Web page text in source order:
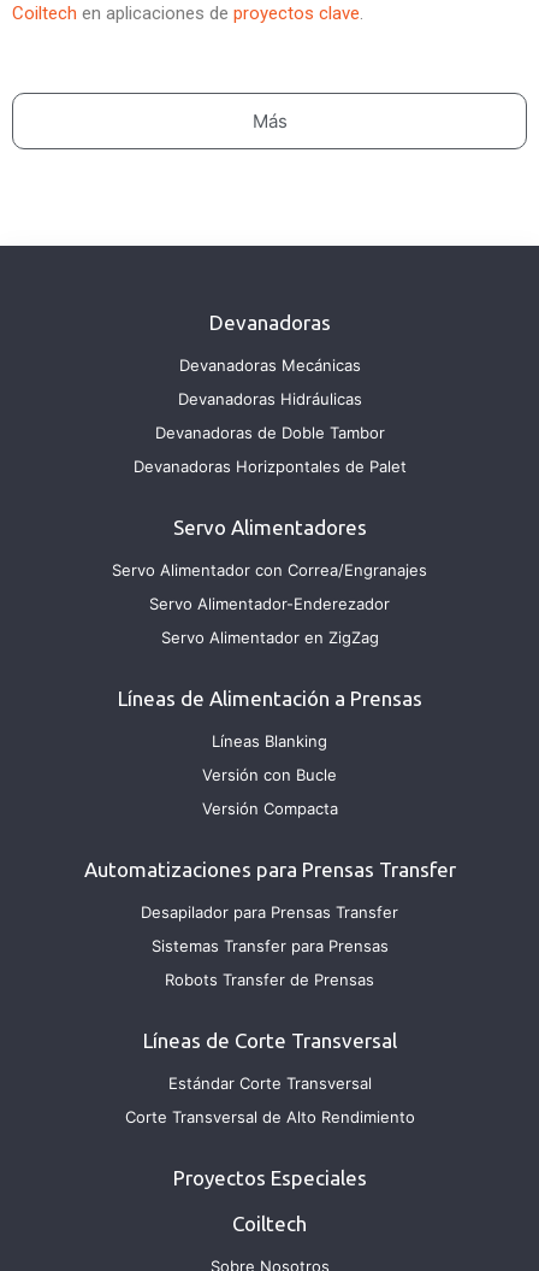
Coiltech en aplicaciones de proyectos clave.
Más
Devanadoras
Devanadoras Mecánicas
Devanadoras Hidráulicas
Devanadoras de Doble Tambor
Devanadoras Horizpontales de Palet
Servo Alimentadores
Servo Alimentador con Correa/Engranajes
Servo Alimentador-Enderezador
Servo Alimentador en ZigZag
Líneas de Alimentación a Prensas
Líneas Blanking
Versión con Bucle
Versión Compacta
Automatizaciones para Prensas Transfer
Desapilador para Prensas Transfer
Sistemas Transfer para Prensas
Robots Transfer de Prensas
Líneas de Corte Transversal
Estándar Corte Transversal
Corte Transversal de Alto Rendimiento
Proyectos Especiales
Coiltech
Sobre Nosotros